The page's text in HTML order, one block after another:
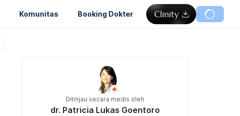
Komunitas Booking Dokter
Ditinjau secara medis oleh
dr. Patricia Lukas Goentoro